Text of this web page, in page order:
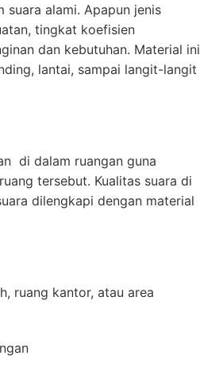
alami. Apapun jenis
tingkat koefisien
dan kebutuhan. Material ini
lantai, sampai langit-langit
di dalam ruangan guna
tersebut. Kualitas suara di
dilengkapi dengan material
ruang kantor, atau area